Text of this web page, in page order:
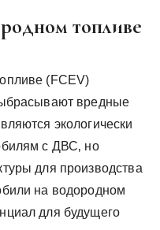
топливе
(FCEV)
вредные
экологически
с ДВС‚ но
для производства
на водородном
для будущего